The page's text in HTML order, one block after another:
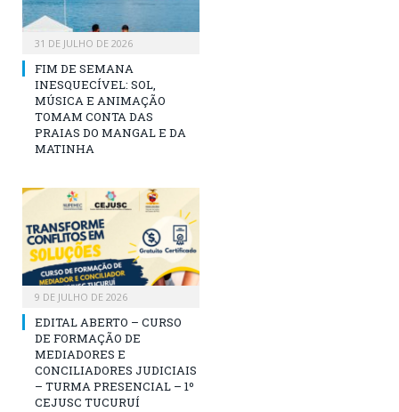
31 DE JULHO DE 2026
FIM DE SEMANA
INESQUECÍVEL: SOL,
MÚSICA E ANIMAÇÃO
TOMAM CONTA DAS
PRAIAS DO MANGAL E DA
MATINHA
9 DE JULHO DE 2026
EDITAL ABERTO – CURSO
DE FORMAÇÃO DE
MEDIADORES E
CONCILIADORES JUDICIAIS
– TURMA PRESENCIAL – 1º
CEJUSC TUCURUÍ